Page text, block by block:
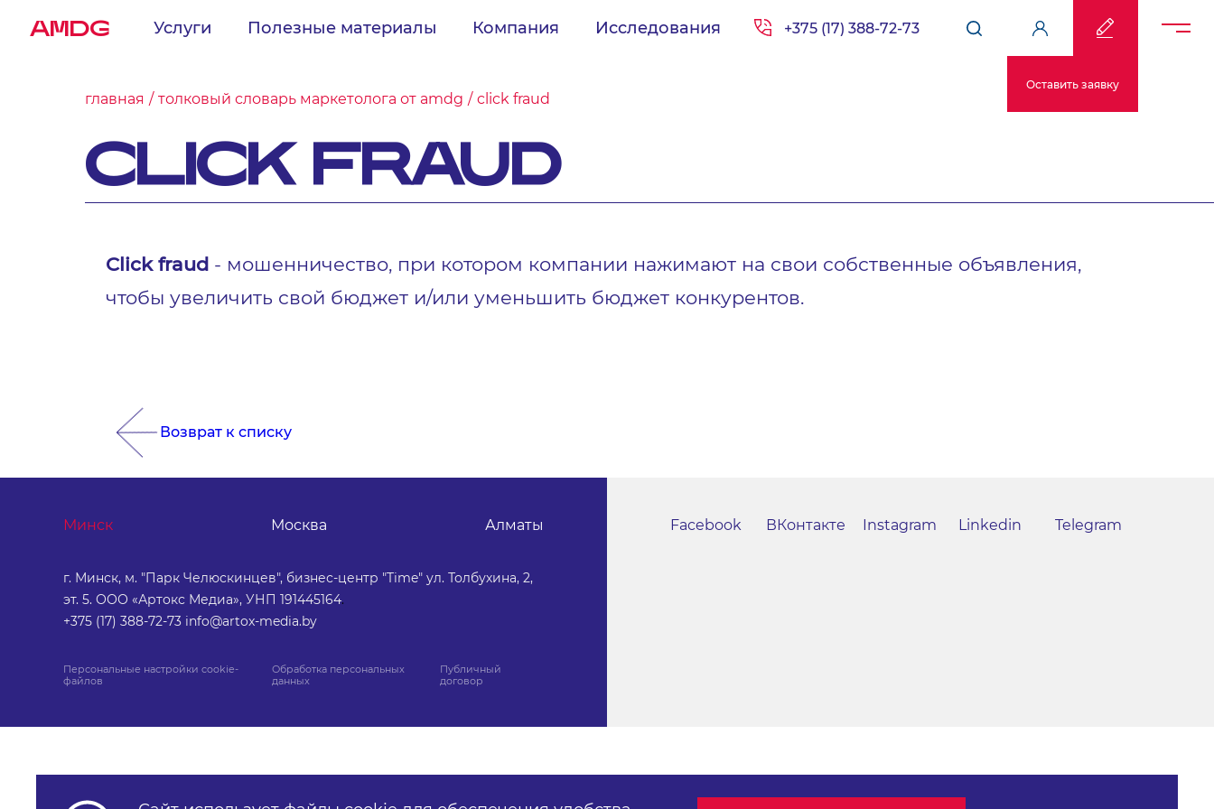
AMDG Услуги Полезные материалы Компания Исследования +375 (17) 388-72-73
Оставить заявку
главная толковый словарь маркетолога от amdg click fraud
CLICK FRAUD
Click fraud - мошенничество, при котором компании нажимают на свои собственные объявления,
чтобы увеличить свой бюджет и/или уменьшить бюджет конкурентов.
Возврат к списку
Минск Москва Алматы
г. Минск, м. "Парк Челюскинцев", бизнес-центр "Time" ул. Толбухина, 2,
эт. 5. ООО «Артокс Медиа», УНП 191445164.
+375 (17) 388-72-73 info@artox-media.by
Персональные настройки cookie-
файлов
Обработка персональных
данных
Публичный
договор
Facebook ВКонтакте Instagram Linkedin Telegram